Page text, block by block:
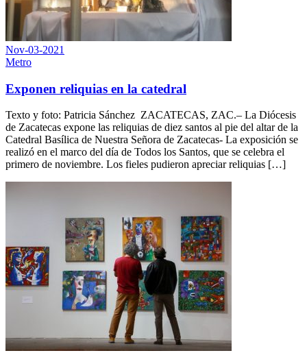
Nov-03-2021
Metro
Exponen reliquias en la catedral
Texto y foto: Patricia Sánchez ZACATECAS, ZAC.– La Diócesis
de Zacatecas expone las reliquias de diez santos al pie del altar de la
Catedral Basílica de Nuestra Señora de Zacatecas- La exposición se
realizó en el marco del día de Todos los Santos, que se celebra el
primero de noviembre. Los fieles pudieron apreciar reliquias […]